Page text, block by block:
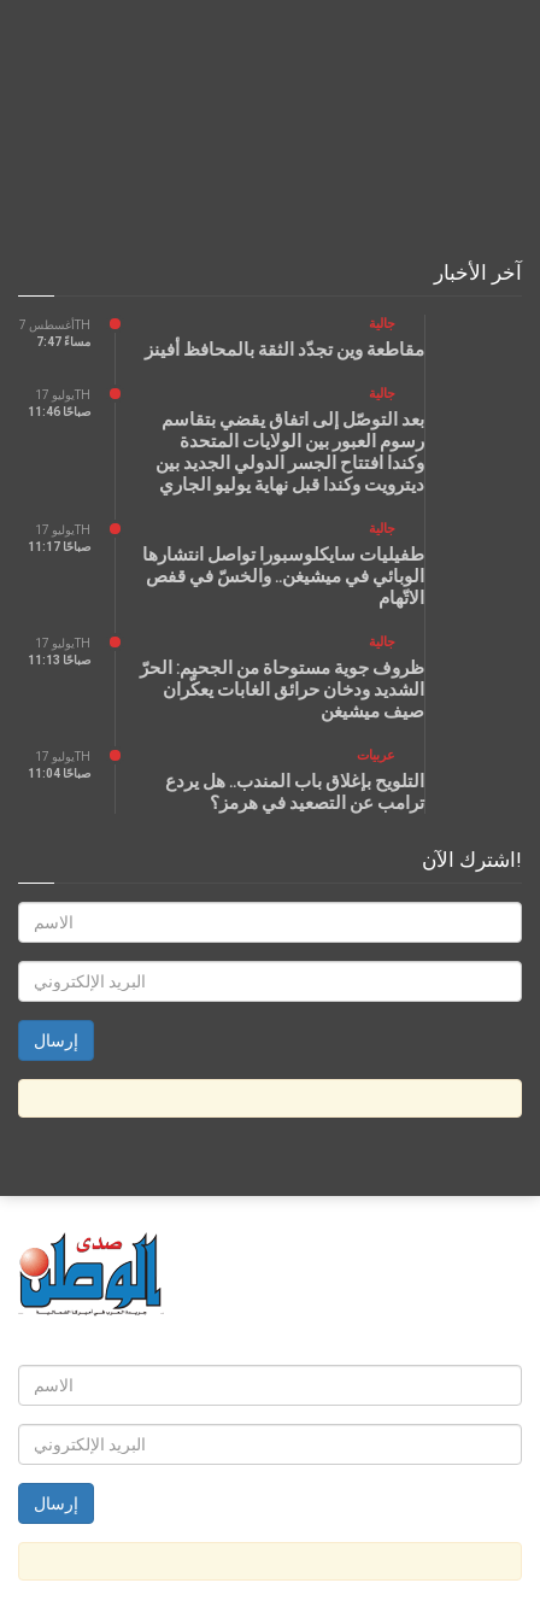
آخر الأخبار
أغسطس 7TH
7:47 مساءً
جالية
مقاطعة وين تجدّد الثقة بالمحافظ أفينز
يوليو 17TH
11:46 صباحًا
جالية
بعد التوصّل إلى اتفاق يقضي بتقاسم
رسوم العبور بين الولايات المتحدة
وكندا افتتاح الجسر الدولي الجديد بين
ديترويت وكندا قبل نهاية يوليو الجاري
يوليو 17TH
11:17 صباحًا
جالية
طفيليات سايكلوسبورا تواصل انتشارها
الوبائي في ميشيغن.. والخسّ في قفص
الاتّهام
يوليو 17TH
11:13 صباحًا
جالية
ظروف جوية مستوحاة من الجحيم: الحرّ
الشديد ودخان حرائق الغابات يعكّران
صيف ميشيغن
يوليو 17TH
11:04 صباحًا
عربيات
التلويح بإغلاق باب المندب.. هل يردع
ترامب عن التصعيد في هرمز؟
اشترك الآن!